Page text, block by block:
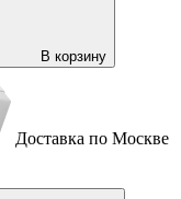
В корзину
Доставка по Москве